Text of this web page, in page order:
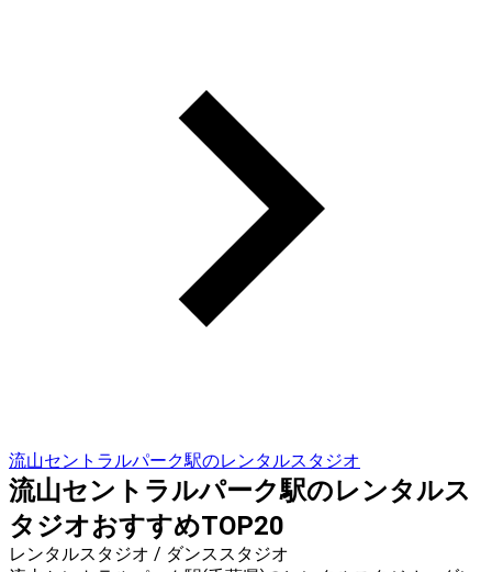
流山セントラルパーク駅のレンタルスタジオ
流山セントラルパーク駅のレンタルス
タジオおすすめTOP20
レンタルスタジオ / ダンススタジオ